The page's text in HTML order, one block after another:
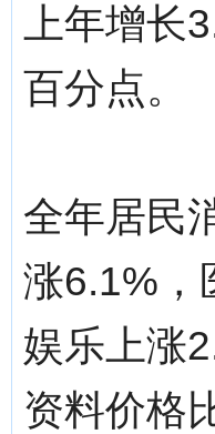
上年增
百分点。
全年居民
涨6.1%，
娱乐上涨
资料价格